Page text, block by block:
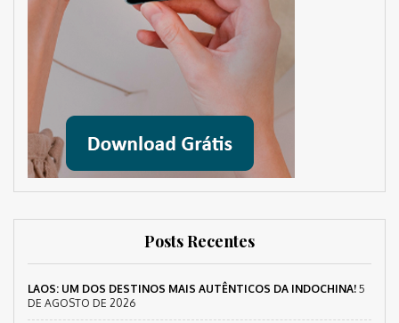
Posts Recentes
LAOS: UM DOS DESTINOS MAIS AUTÊNTICOS DA INDOCHINA! 5
DE AGOSTO DE 2026